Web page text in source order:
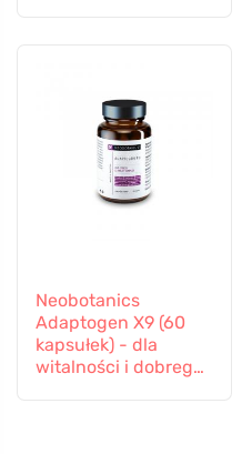
Neobotanics
Adaptogen X9 (60
kapsułek) - dla
witalności i dobrego